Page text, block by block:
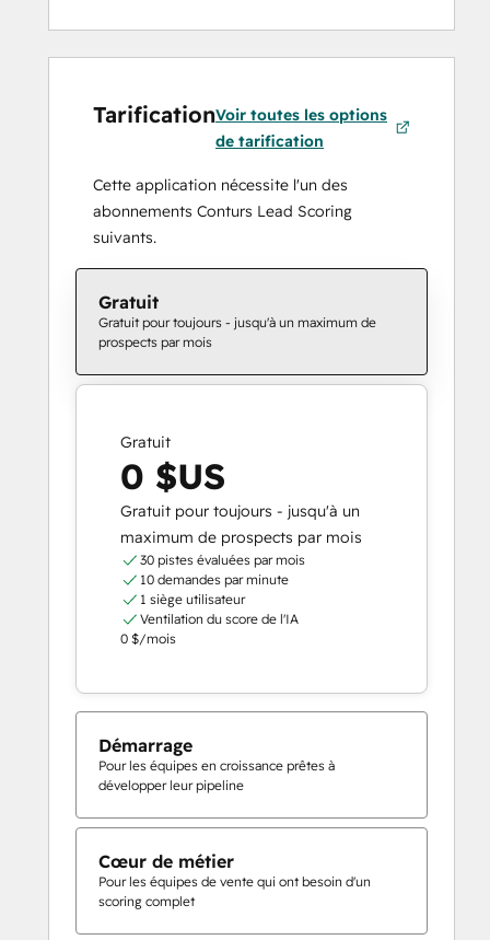
TarificationVoir toutes les options
de tarification
Cette application nécessite l'un des
abonnements Conturs Lead Scoring
suivants.
Gratuit
Gratuit pour toujours - jusqu'à un maximum de
prospects par mois
Gratuit
0 $US
Gratuit pour toujours - jusqu'à un
maximum de prospects par mois
30 pistes évaluées par mois
10 demandes par minute
1 siège utilisateur
Ventilation du score de l'IA
0 $/mois
Démarrage
Pour les équipes en croissance prêtes à
développer leur pipeline
Cœur de métier
Pour les équipes de vente qui ont besoin d'un
scoring complet